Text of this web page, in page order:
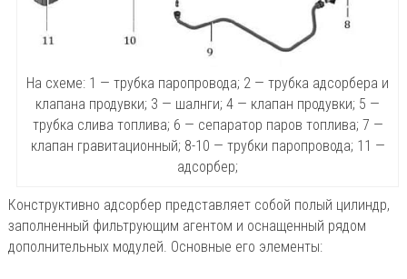
На схеме: 1 — трубка паропровода; 2 — трубка адсорбера и
клапана продувки; 3 — шалнги; 4 — клапан продувки; 5 —
трубка слива топлива; 6 — сепаратор паров топлива; 7 —
клапан гравитационный; 8-10 — трубки паропровода; 11 —
адсорбер;
Конструктивно адсорбер представляет собой полый цилиндр,
заполненный фильтрующим агентом и оснащенный рядом
дополнительных модулей. Основные его элементы: